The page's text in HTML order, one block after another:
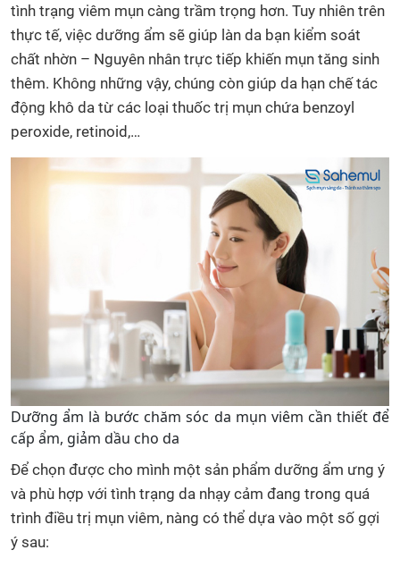
tình trạng viêm mụn càng trầm trọng hơn. Tuy nhiên trên
thực tế, việc dưỡng ẩm sẽ giúp làn da bạn kiểm soát
chất nhờn – Nguyên nhân trực tiếp khiến mụn tăng sinh
thêm. Không những vậy, chúng còn giúp da hạn chế tác
động khô da từ các loại thuốc trị mụn chứa benzoyl
peroxide, retinoid,…
Dưỡng ẩm là bước chăm sóc da mụn viêm cần thiết để
cấp ẩm, giảm dầu cho da
Để chọn được cho mình một sản phẩm dưỡng ẩm ưng ý
và phù hợp với tình trạng da nhạy cảm đang trong quá
trình điều trị mụn viêm, nàng có thể dựa vào một số gợi
ý sau: